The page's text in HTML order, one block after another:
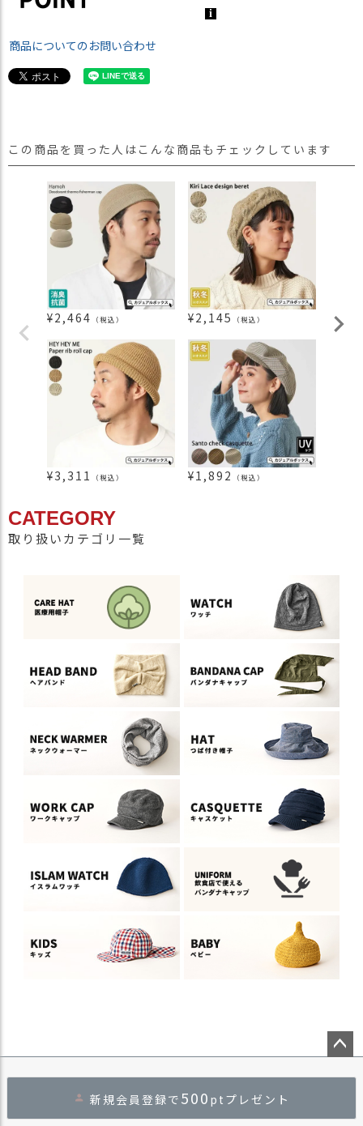
商品についてのお問い合わせ
この商品を買った人はこんな商品もチェックしています
¥2,464 （税込） ¥2,145 （税込） ¥
¥3,311 （税込） ¥1,892 （税込）
CATEGORY
取り扱いカテゴリ一覧
ジト
へ
新規会員登録で 500 ptプレゼント